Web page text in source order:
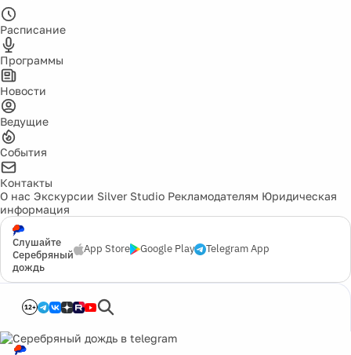
Расписание
Программы
Новости
Ведущие
События
Контакты
О нас Экскурсии Silver Studio Рекламодателям Юридическая
информация
Слушайте
Серебряный
дождь
App Store Google Play Telegram App
12+